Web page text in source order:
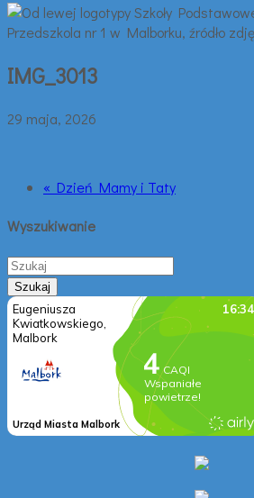
IMG_3013
29 maja, 2026
« Dzień Mamy i Taty
Wyszukiwanie